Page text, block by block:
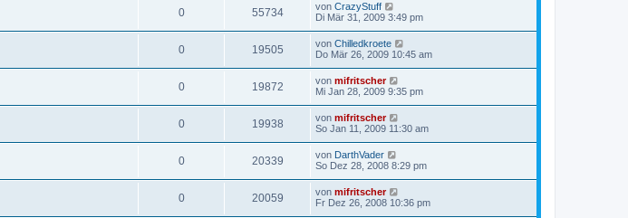
0 55734 von CrazyStuff
Di Mär 31, 2009 3:49 pm
0 19505 von Chilledkroete
Do Mär 26, 2009 10:45 am
0 19872 von mifritscher
Mi Jan 28, 2009 9:35 pm
0 19938 von mifritscher
So Jan 11, 2009 11:30 am
0 20339 von DarthVader
So Dez 28, 2008 8:29 pm
0 20059 von mifritscher
Fr Dez 26, 2008 10:36 pm